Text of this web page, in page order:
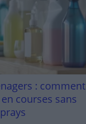
: comment
courses sans